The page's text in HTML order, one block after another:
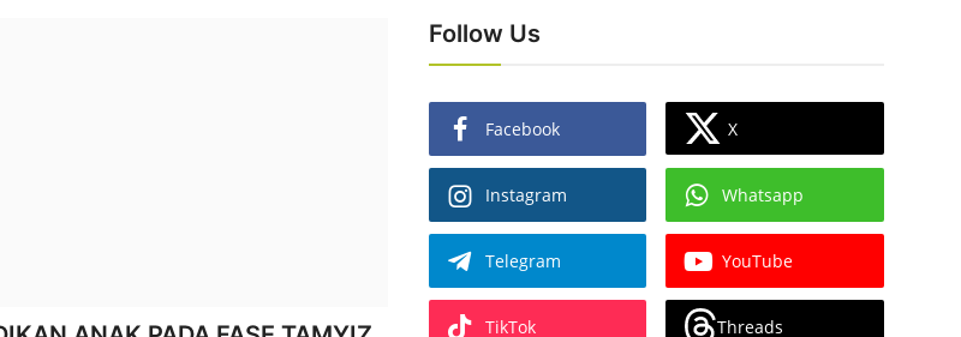
Follow Us
Facebook X
Instagram Whatsapp
Telegram YouTube
TikTok Threads